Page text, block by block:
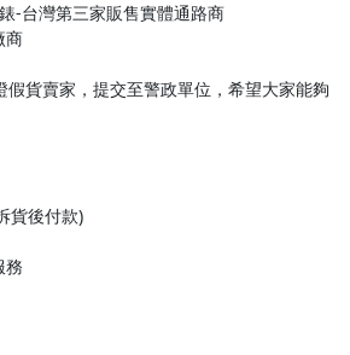
-台灣第三家販售實體通路商
商
貨賣家，提交至警政單位，希望大家能夠
貨後付款)
務